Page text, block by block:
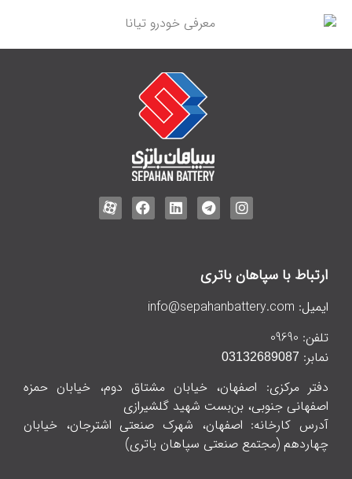
ارتباط با سپاهان باتری
ایمیل: info@sepahanbattery.com
تلفن:
نمابر: 03132689087
دفتر مرکزی: اصفهان، خیابان مشتاق دوم، خیابان حمزه
اصفهانی جنوبی، بن‌بست شهید گلشیرازی
آدرس کارخانه: اصفهان، شهرک صنعتی اشترجان، خیابان
چهاردهم (مجتمع صنعتی سپاهان باتری)